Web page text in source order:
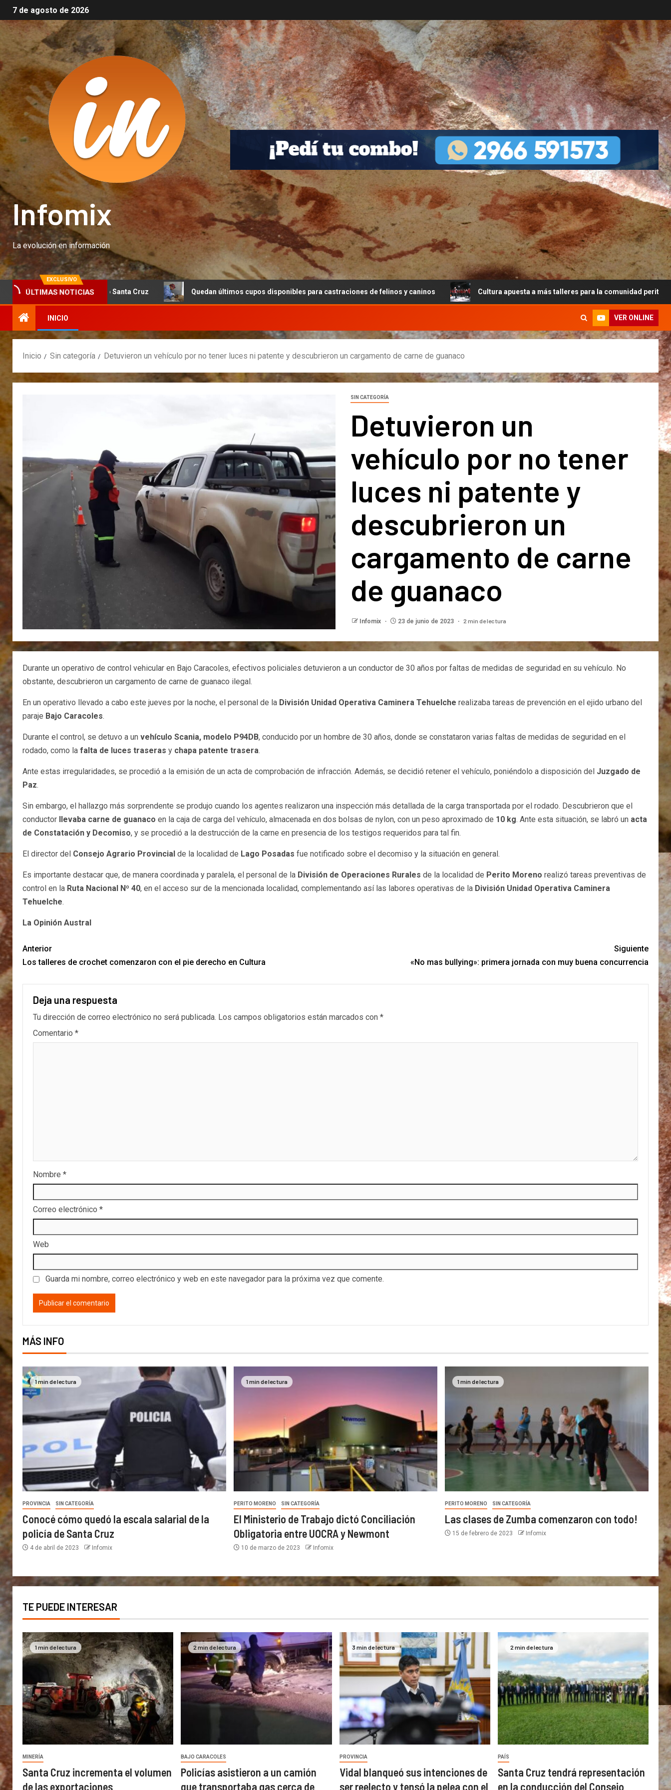
7 de agosto de 2026
Infomix
La evolución en información
EXCLUSIVO
ÚLTIMAS NOTICIAS
Banco Santa Cruz Quedan últimos cupos disponibles para castraciones de felinos y caninos Cultura apuesta a más talleres para la comunidad peritense
INICIO VER ONLINE
Inicio Sin categoría Detuvieron un vehículo por no tener luces ni patente y descubrieron un cargamento de carne de guanaco
SIN CATEGORÍA
Detuvieron un
vehículo por no tener
luces ni patente y
descubrieron un
cargamento de carne
de guanaco
Infomix 23 de junio de 2023 2 min de lectura
Durante un operativo de control vehicular en Bajo Caracoles, efectivos policiales detuvieron a un conductor de 30 años por faltas de medidas de seguridad en su vehículo. No
obstante, descubrieron un cargamento de carne de guanaco ilegal.
En un operativo llevado a cabo este jueves por la noche, el personal de la División Unidad Operativa Caminera Tehuelche realizaba tareas de prevención en el ejido urbano del
paraje Bajo Caracoles.
Durante el control, se detuvo a un vehículo Scania, modelo P94DB, conducido por un hombre de 30 años, donde se constataron varias faltas de medidas de seguridad en el
rodado, como la falta de luces traseras y chapa patente trasera.
Ante estas irregularidades, se procedió a la emisión de un acta de comprobación de infracción. Además, se decidió retener el vehículo, poniéndolo a disposición del Juzgado de
Paz.
Sin embargo, el hallazgo más sorprendente se produjo cuando los agentes realizaron una inspección más detallada de la carga transportada por el rodado. Descubrieron que el
conductor llevaba carne de guanaco en la caja de carga del vehículo, almacenada en dos bolsas de nylon, con un peso aproximado de 10 kg. Ante esta situación, se labró un acta
de Constatación y Decomiso, y se procedió a la destrucción de la carne en presencia de los testigos requeridos para tal fin.
El director del Consejo Agrario Provincial de la localidad de Lago Posadas fue notificado sobre el decomiso y la situación en general.
Es importante destacar que, de manera coordinada y paralela, el personal de la División de Operaciones Rurales de la localidad de Perito Moreno realizó tareas preventivas de
control en la Ruta Nacional Nº 40, en el acceso sur de la mencionada localidad, complementando así las labores operativas de la División Unidad Operativa Caminera
Tehuelche.
La Opinión Austral
Anterior
Los talleres de crochet comenzaron con el pie derecho en Cultura
Siguiente
«No mas bullying»: primera jornada con muy buena concurrencia
Deja una respuesta
Tu dirección de correo electrónico no será publicada. Los campos obligatorios están marcados con *
Comentario *
Nombre *
Correo electrónico *
Web
Guarda mi nombre, correo electrónico y web en este navegador para la próxima vez que comente.
MÁS INFO
1 min de lectura
PROVINCIA SIN CATEGORÍA
Conocé cómo quedó la escala salarial de la
policía de Santa Cruz
4 de abril de 2023 Infomix
1 min de lectura
PERITO MORENO SIN CATEGORÍA
El Ministerio de Trabajo dictó Conciliación
Obligatoria entre UOCRA y Newmont
10 de marzo de 2023 Infomix
1 min de lectura
PERITO MORENO SIN CATEGORÍA
Las clases de Zumba comenzaron con todo!
15 de febrero de 2023 Infomix
TE PUEDE INTERESAR
1 min de lectura
MINERÍA
Santa Cruz incrementa el volumen
de las exportaciones
2 min de lectura
BAJO CARACOLES
Policías asistieron a un camión
que transportaba gas cerca de
3 min de lectura
PROVINCIA
Vidal blanqueó sus intenciones de
ser reelecto y tensó la pelea con el
2 min de lectura
PAÍS
Santa Cruz tendrá representación
en la conducción del Consejo